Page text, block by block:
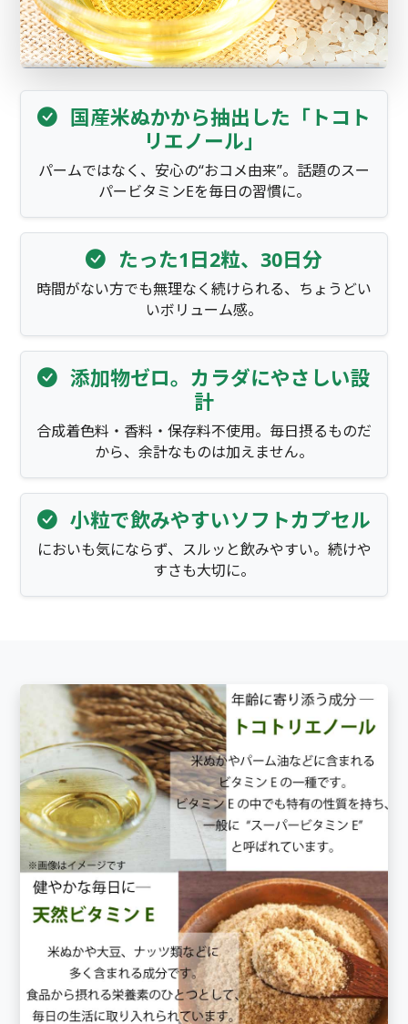
国産米ぬかから抽出した「トコト
リエノール」
パームではなく、安心の“おコメ由来”。話題のスー
パービタミンEを毎日の習慣に。
たった1日2粒、30日分
時間がない方でも無理なく続けられる、ちょうどい
いボリューム感。
添加物ゼロ。カラダにやさしい設
計
合成着色料・香料・保存料不使用。毎日摂るものだ
から、余計なものは加えません。
小粒で飲みやすいソフトカプセル
においも気にならず、スルッと飲みやすい。続けや
すさも大切に。